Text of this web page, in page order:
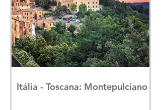
Itália - Toscana: Montepulciano